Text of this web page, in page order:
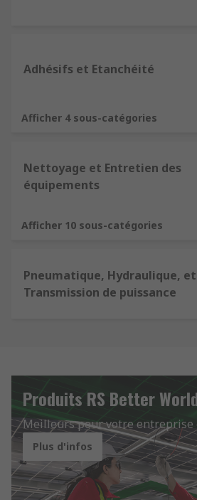
Adhésifs et Etanchéité
Afficher 4 sous-catégories
Nettoyage et Entretien des
équipements
Afficher 10 sous-catégories
Pneumatique, Hydraulique, et
Transmission de puissance
Produits RS Better
Meilleurs pour votre entreprise
Plus d'infos